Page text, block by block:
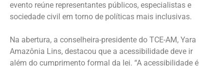
evento reúne representantes públicos, especialistas e
sociedade civil em torno de políticas mais inclusivas.
Na abertura, a conselheira-presidente do TCE-AM, Yara
Amazônia Lins, destacou que a acessibilidade deve ir
além do cumprimento formal da lei. “A acessibilidade é